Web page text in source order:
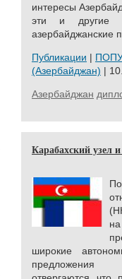
интересы
эти и другие
азербайджанские
Публикации |
(Азербайджан) |
Азербайджан
Карабахский узел
широкие
предложения